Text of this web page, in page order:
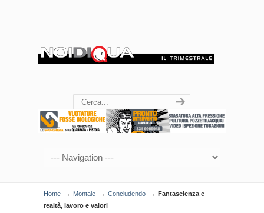
Home → Montale → Concludendo → Fantascienza e
realtà, lavoro e valori